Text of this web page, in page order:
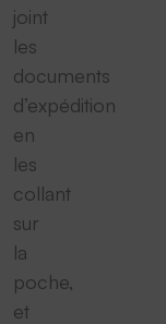
joint
les
documents
d’expédition
en
les
collant
sur
la
poche,
et